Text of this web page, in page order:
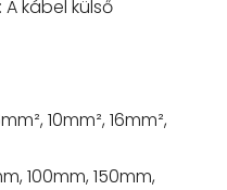
A kábel külső
10mm², 16mm²,
, 100mm, 150mm,